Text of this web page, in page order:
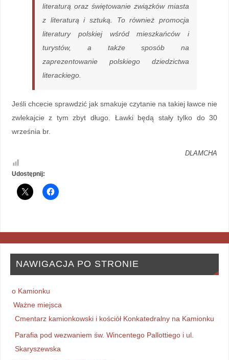
literaturą oraz świętowanie związków miasta
z literaturą i sztuką. To również promocja
literatury polskiej wśród mieszkańców i
turystów, a także sposób na
zaprezentowanie polskiego dziedzictwa
literackiego.
Jeśli chcecie sprawdzić jak smakuje czytanie na takiej ławce nie
zwlekajcie z tym zbyt długo. Ławki będą stały tylko do 30
września br.
DLAMCHA
Udostępnij:
NAWIGACJA PO STRONIE
o Kamionku
Ważne miejsca
Cmentarz kamionkowski i kościół Konkatedralny na Kamionku
Parafia pod wezwaniem św. Wincentego Pallottiego i ul.
Skaryszewska